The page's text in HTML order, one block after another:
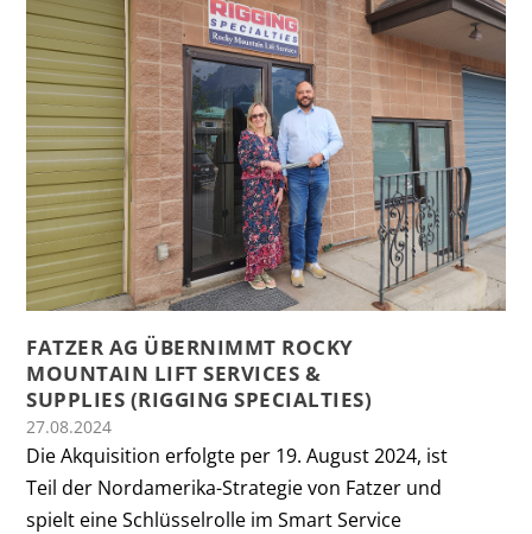
FATZER AG ÜBERNIMMT ROCKY
MOUNTAIN LIFT SERVICES &
SUPPLIES (RIGGING SPECIALTIES)
27.08.2024
Die Akquisition erfolgte per 19. August 2024, ist
Teil der Nordamerika-Strategie von Fatzer und
spielt eine Schlüsselrolle im Smart Service